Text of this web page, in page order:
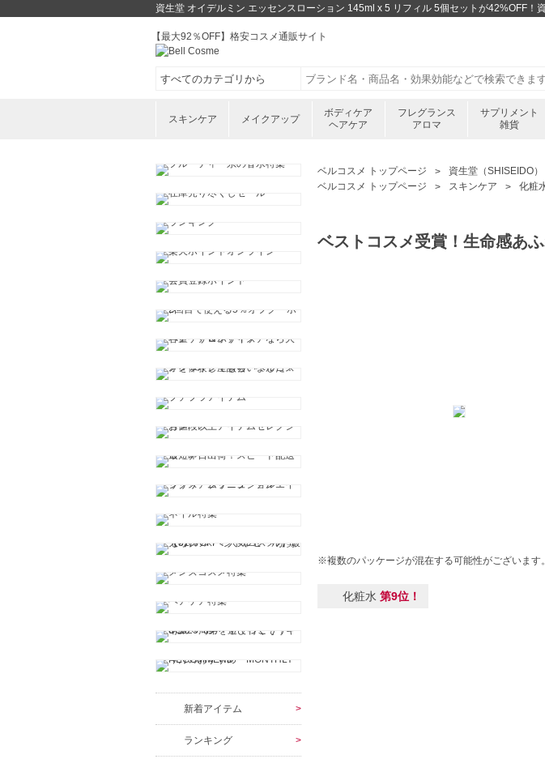
資生堂 オイデルミン エッセンスローション 145ml x 5 リフィル 5個セットが42%OFF！
【最大92％OFF】格安コスメ通販サイト
スキンケア メイクアップ
ボディケア
ヘアケア
フレグランス
アロマ
サプリメント
雑貨
ベルコスメ トップページ 資生堂（SHISEIDO）
ベルコスメ トップページ
スキンケア 化粧
ベストコスメ受賞！生命感あ
※複数のパッケージが混在する可能性がございます。
化粧水 第9位！
新着アイテム
ランキング